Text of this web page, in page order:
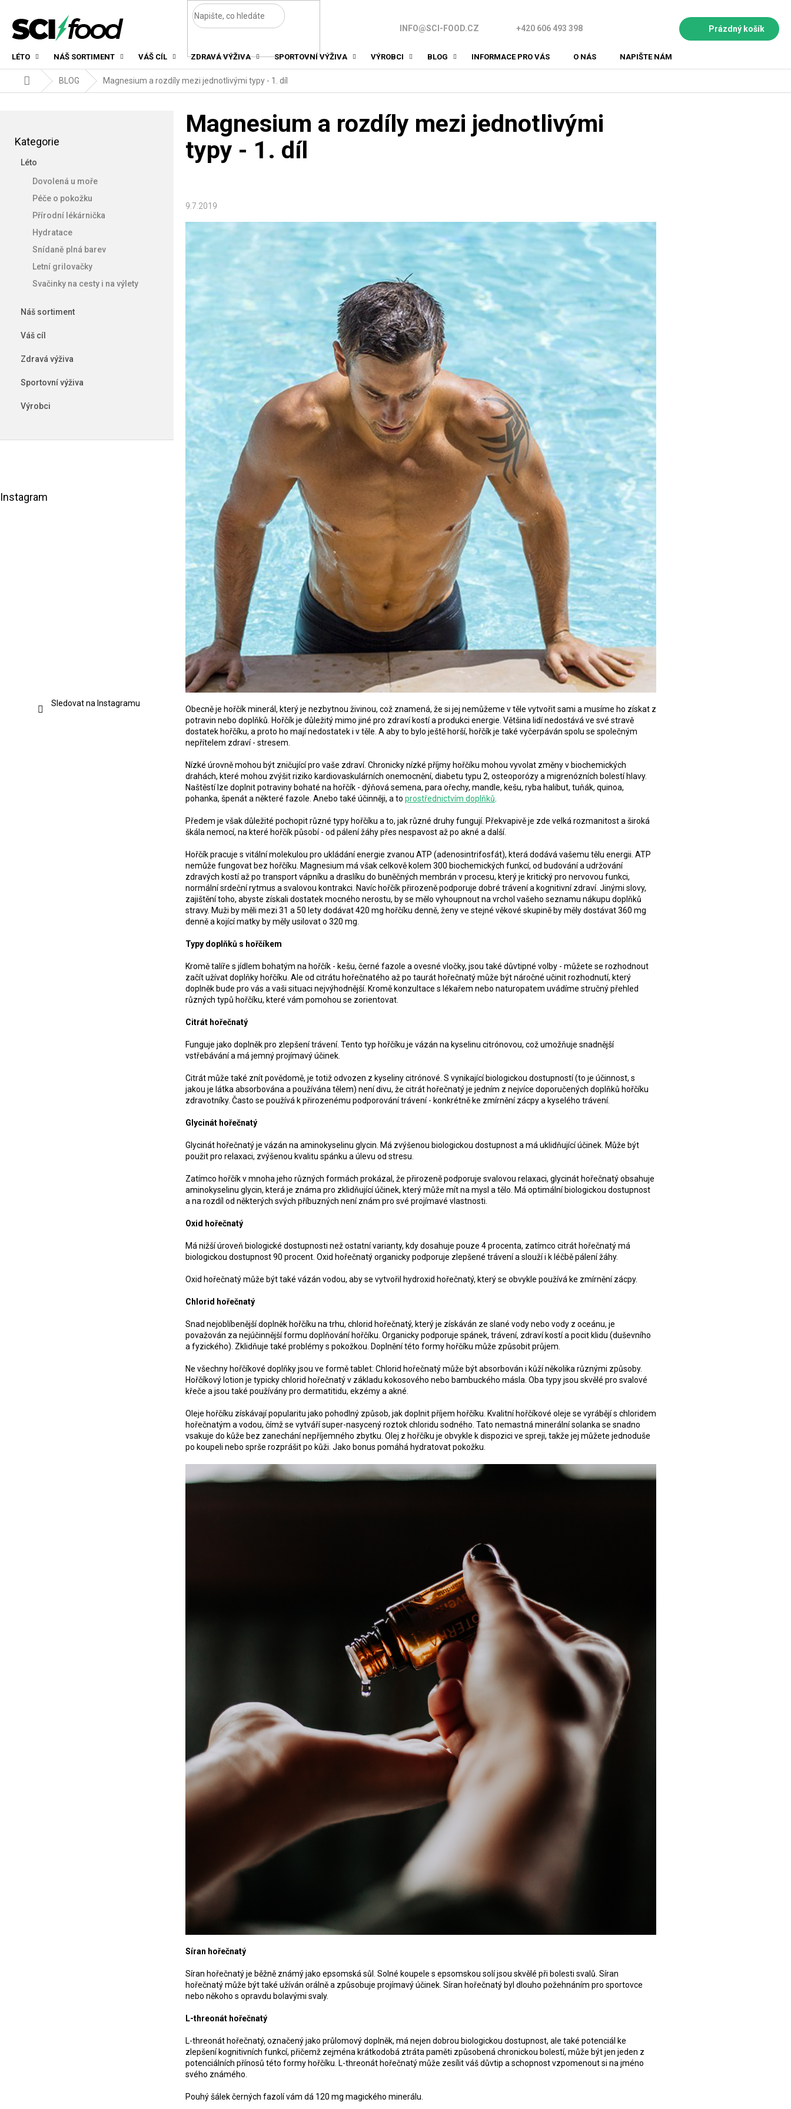
obsah
INFO@SCI-FOOD.CZ +420 606 493 398
NÁKUPNÍ
Prázdný košík
LÉTO NÁŠ SORTIMENT VÁŠ CÍL ZDRAVÁ VÝŽIVA SPORTOVNÍ VÝŽIVA VÝROBCI BLOG INFORMACE PRO VÁS O NÁS NAPIŠTE NÁM
Domů BLOG Magnesium a rozdíly mezi jednotlivými typy - 1. díl
kategorie
Kategorie
Léto
Dovolená u moře
Péče o pokožku
Přírodní lékárnička
Hydratace
Snídaně plná barev
Letní grilovačky
Svačinky na cesty i na výlety
Náš sortiment
Váš cíl
Zdravá výživa
Sportovní výživa
Výrobci
Instagram
Sledovat na Instagramu
Magnesium a rozdíly mezi jednotlivými
typy - 1. díl
9.7.2019
Obecně je hořčík minerál, který je nezbytnou živinou, což znamená, že si jej nemůžeme v těle vytvořit sami a musíme ho získat z
potravin nebo doplňků. Hořčík je důležitý mimo jiné pro zdraví kostí a produkci energie. Většina lidí nedostává ve své stravě
dostatek hořčíku, a proto ho mají nedostatek i v těle. A aby to bylo ještě horší, hořčík je také vyčerpáván spolu se společným
nepřítelem zdraví - stresem.
Nízké úrovně mohou být zničující pro vaše zdraví. Chronicky nízké příjmy hořčíku mohou vyvolat změny v biochemických
drahách, které mohou zvýšit riziko kardiovaskulárních onemocnění, diabetu typu 2, osteoporózy a migrenózních bolestí hlavy.
Naštěstí lze doplnit potraviny bohaté na hořčík - dýňová semena, para ořechy, mandle, kešu, ryba halibut, tuňák, quinoa,
pohanka, špenát a některé fazole. Anebo také účinněji, a to prostřednictvím doplňků
Předem je však důležité pochopit různé typy hořčíku a to, jak různé druhy fungují. Překvapivě je zde velká rozmanitost a široká
škála nemocí, na které hořčík působí - od pálení žáhy přes nespavost až po akné a další.
Hořčík pracuje s vitální molekulou pro ukládání energie zvanou ATP (adenosintrifosfát), která dodává vašemu tělu energii. ATP
nemůže fungovat bez hořčíku. Magnesium má však celkově kolem 300 biochemických funkcí, od budování a udržování
zdravých kostí až po transport vápníku a draslíku do buněčných membrán v procesu, který je kritický pro nervovou funkci,
normální srdeční rytmus a svalovou kontrakci. Navíc hořčík přirozeně podporuje dobré trávení a kognitivní zdraví. Jinými slovy,
zajištění toho, abyste získali dostatek mocného nerostu, by se mělo vyhoupnout na vrchol vašeho seznamu nákupu doplňků
stravy. Muži by měli mezi 31 a 50 lety dodávat 420 mg hořčíku denně, ženy ve stejné věkové skupině by měly dostávat 360 mg
denně a kojící matky by měly usilovat o 320 mg.
Typy doplňků s hořčíkem
Kromě talíře s jídlem bohatým na hořčík - kešu, černé fazole a ovesné vločky, jsou také důvtipné volby - můžete se rozhodnout
začít užívat doplňky hořčíku. Ale od citrátu hořečnatého až po taurát hořečnatý může být náročné učinit rozhodnutí, který
doplněk bude pro vás a vaši situaci nejvýhodnější. Kromě konzultace s lékařem nebo naturopatem uvádíme stručný přehled
různých typů hořčíku, které vám pomohou se zorientovat.
Citrát hořečnatý
Funguje jako doplněk pro zlepšení trávení. Tento typ hořčíku je vázán na kyselinu citrónovou, což umožňuje snadnější
vstřebávání a má jemný projímavý účinek.
Citrát může také znít povědomě, je totiž odvozen z kyseliny citrónové. S vynikající biologickou dostupností (to je účinnost, s
jakou je látka absorbována a používána tělem) není divu, že citrát hořečnatý je jedním z nejvíce doporučených doplňků hořčíku
zdravotníky. Často se používá k přirozenému podporování trávení - konkrétně ke zmírnění zácpy a kyselého trávení.
Glycinát hořečnatý
Glycinát hořečnatýje vázán na aminokyselinu glycin. Má zvýšenou biologickou dostupnost a má uklidňující účinek. Může být
použit pro relaxaci, zvýšenou kvalitu spánku a úlevu od stresu.
Zatímco hořčík v mnoha jeho různých formách prokázal, že přirozeně podporuje svalovou relaxaci, glycinát hořečnatý obsahuje
aminokyselinu glycin, která je známa pro zklidňující účinek, který může mít na mysl a tělo. Má optimální biologickou dostupnost
a na rozdíl od některých svých příbuzných není znám pro své projímavé vlastnosti.
Oxid hořečnatý
Má nižší úroveň biologické dostupnosti než ostatní varianty, kdy dosahuje pouze 4 procenta, zatímco citrát hořečnatý má
biologickou dostupnost 90 procent. Oxid hořečnatý organicky podporuje zlepšené trávení a slouží i k léčbě pálení žáhy.
Oxid hořečnatý může být také vázán vodou, aby se vytvořil hydroxid hořečnatý, který se obvykle používá ke zmírnění zácpy.
Chlorid hořečnatý
Snad nejoblíbenější doplněk hořčíku na trhu, chlorid hořečnatý, který je získáván ze slané vody nebo vody z oceánu, je
považován za nejúčinnější formu doplňování hořčíku. Organicky podporuje spánek, trávení, zdraví kostí a pocit klidu (duševního
a fyzického). Zklidňuje také problémy s pokožkou. Doplnění této formy hořčíku může způsobit průjem.
Ne všechny hořčíkové doplňky jsou ve formě tablet: Chlorid hořečnatý může být absorbován i kůží několika různými způsoby.
Hořčíkový lotion je typicky chlorid hořečnatý v základu kokosového nebo bambuckého másla. Oba typy jsou skvělé pro svalové
křeče a jsou také používány pro dermatitidu, ekzémy a akné.
Oleje hořčíku získávají popularitu jako pohodlný způsob, jak doplnit příjem hořčíku. Kvalitní hořčíkové oleje se vyrábějí s chloridem
hořečnatým a vodou, čímž se vytváří super-nasycený roztok chloridu sodného. Tato nemastná minerální solanka se snadno
vsakuje do kůže bez zanechání nepříjemného zbytku. Olej z hořčíku je obvykle k dispozici ve spreji, takže jej můžete jednoduše
po koupeli nebo sprše rozprášit po kůži. Jako bonus pomáhá hydratovat pokožku.
Síran hořečnatý
Síran hořečnatý je běžně známý jako epsomská sůl. Solné koupele s epsomskou solí jsou skvělé při bolesti svalů. Síran
hořečnatý může být také užíván orálně a způsobuje projímavý účinek. Síran hořečnatý byl dlouho požehnáním pro sportovce
nebo někoho s opravdu bolavými svaly.
L-threonát hořečnatý
L-threonát hořečnatý, označený jako průlomový doplněk, má nejen dobrou biologickou dostupnost, ale také potenciál ke
zlepšení kognitivních funkcí, přičemž zejména krátkodobá ztráta paměti způsobená chronickou bolestí, může být jen jeden z
potenciálních přínosů této formy hořčíku. L-threonát hořečnatý může zesílit váš důvtip a schopnost vzpomenout si na jméno
svého známého.
Pouhý šálek černých fazolí vám dá 120 mg magického minerálu.